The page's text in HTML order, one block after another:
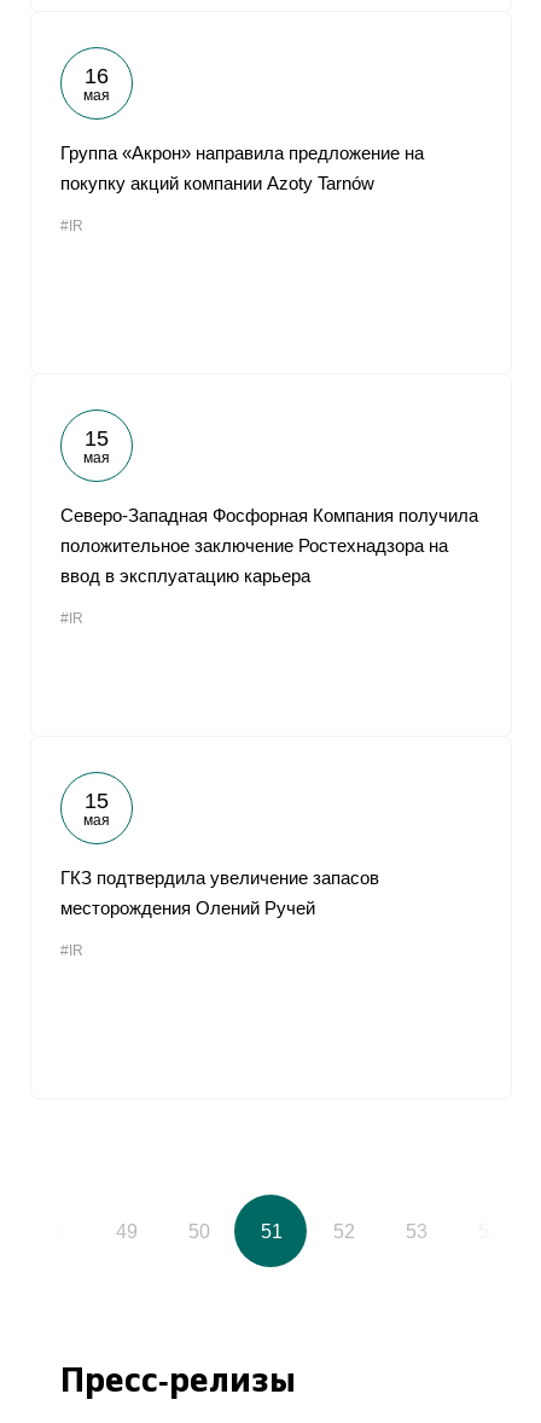
16
мая
Группа «Акрон» направила предложение на
покупку акций компании Azoty Tarnów
#IR
15
мая
Северо-Западная Фосфорная Компания получила
положительное заключение Ростехнадзора на
ввод в эксплуатацию карьера
#IR
15
мая
ГКЗ подтвердила увеличение запасов
месторождения Олений Ручей
#IR
49 50 51 52 53
Пресс-релизы